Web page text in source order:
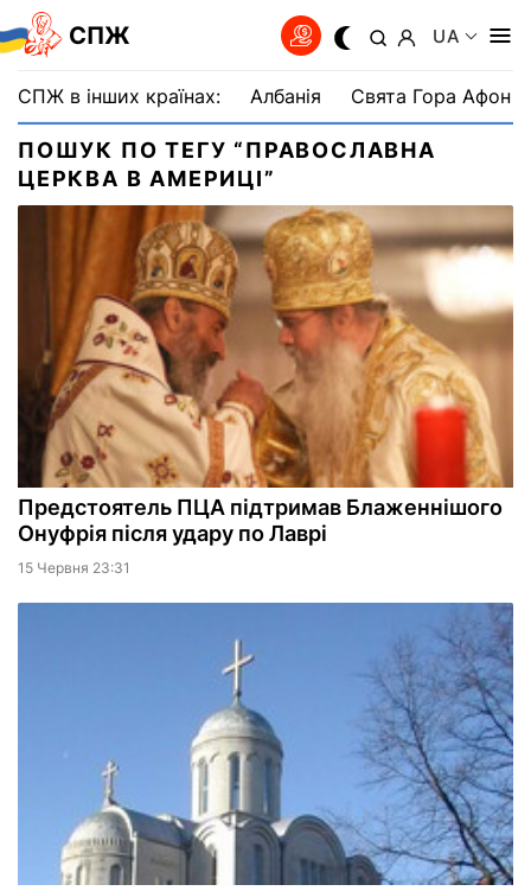
СПЖ UA
СПЖ в інших країнах: Албанія Свята Гора Афон
ПОШУК ПО ТЕГУ “ПРАВОСЛАВНА
ЦЕРКВА В АМЕРИЦІ”
Предстоятель ПЦА підтримав Блаженнішого
Онуфрія після удару по Лаврі
15 Червня 23:31